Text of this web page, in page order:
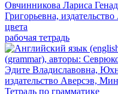
рабочая тетрадь
Тетрадь по грамматике